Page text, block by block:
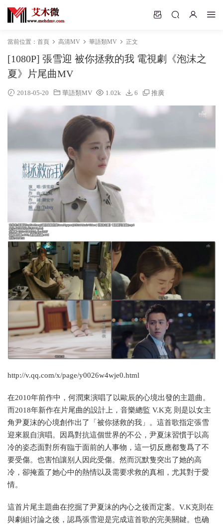
當前位置： 首頁 高清MV 華語類MV 正文
[1080P] 張雪迎 被你拯救的我 電視劇《泡沫之
夏》片尾曲MV
2018-05-20 華語類MV 1.02k 6 推廣
http://v.qq.com/x/page/y0026w4wje0.html
在2010年前作中，何潤東演唱了以歐辰的心境出發的主題曲。
而2018年新作在片尾曲的設計上，音樂總監 V.K克 則是以女主
角尹夏沫的心境創作出了「被你拯救的我」。這首歌指定張雪
迎來親自演唱。因爲對抗這個世界的不公，尹夏沫習慣于以高
冷的姿态面對所有臨于面前的人事物，這一切反應都隻爲了不
要受傷。也害怕讓别人因此受傷。然而沉默隻突出了她的高
冷，卻掩蓋了她心中的熱情以及需要求救的真相，尤其對于愛
情。
這首片尾主題曲在挖掘了尹夏沫的内心之後而定案。V.K克則在
與劇組讨論之後，認爲張雪迎是完成這首歌的完美關鍵。也确